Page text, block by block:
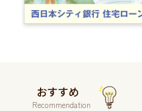
おすすめ
Recommendation